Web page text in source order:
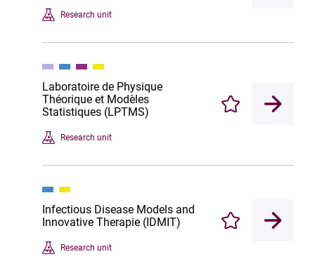
Research unit
Laboratoire de Physique
Théorique et Modèles
Statistiques (LPTMS)
Research unit
Enregistrer
Infectious Disease Models and
Innovative Therapie (IDMIT)
Research unit
Enregistrer